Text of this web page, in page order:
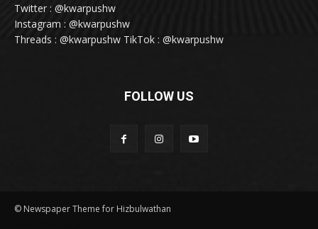
Twitter : @kwarpushw
Instagram : @kwarpushw
Threads : @kwarpushw TikTok : @kwarpushw
FOLLOW US
© Newspaper Theme for Hizbulwathan